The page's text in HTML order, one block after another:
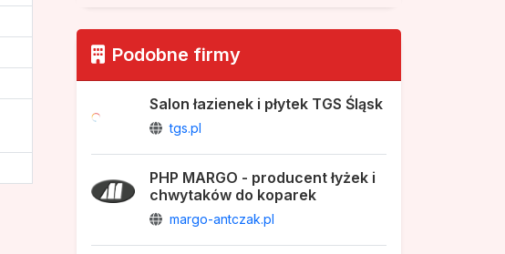
Podobne firmy
Salon łazienek i płytek TGS Śląsk
tgs.pl
PHP MARGO - producent łyżek i
chwytaków do koparek
margo-antczak.pl